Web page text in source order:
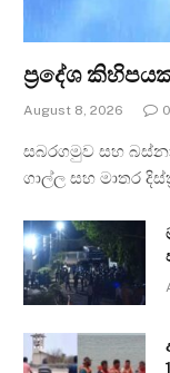
ප්‍රදේශ
August 8, 2026 0
සබරගමුව සහ
ගාල්ල සහ මාතර